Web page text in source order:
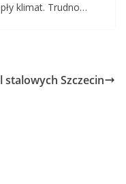
klimat. Trudno…
stalowych Szczecin